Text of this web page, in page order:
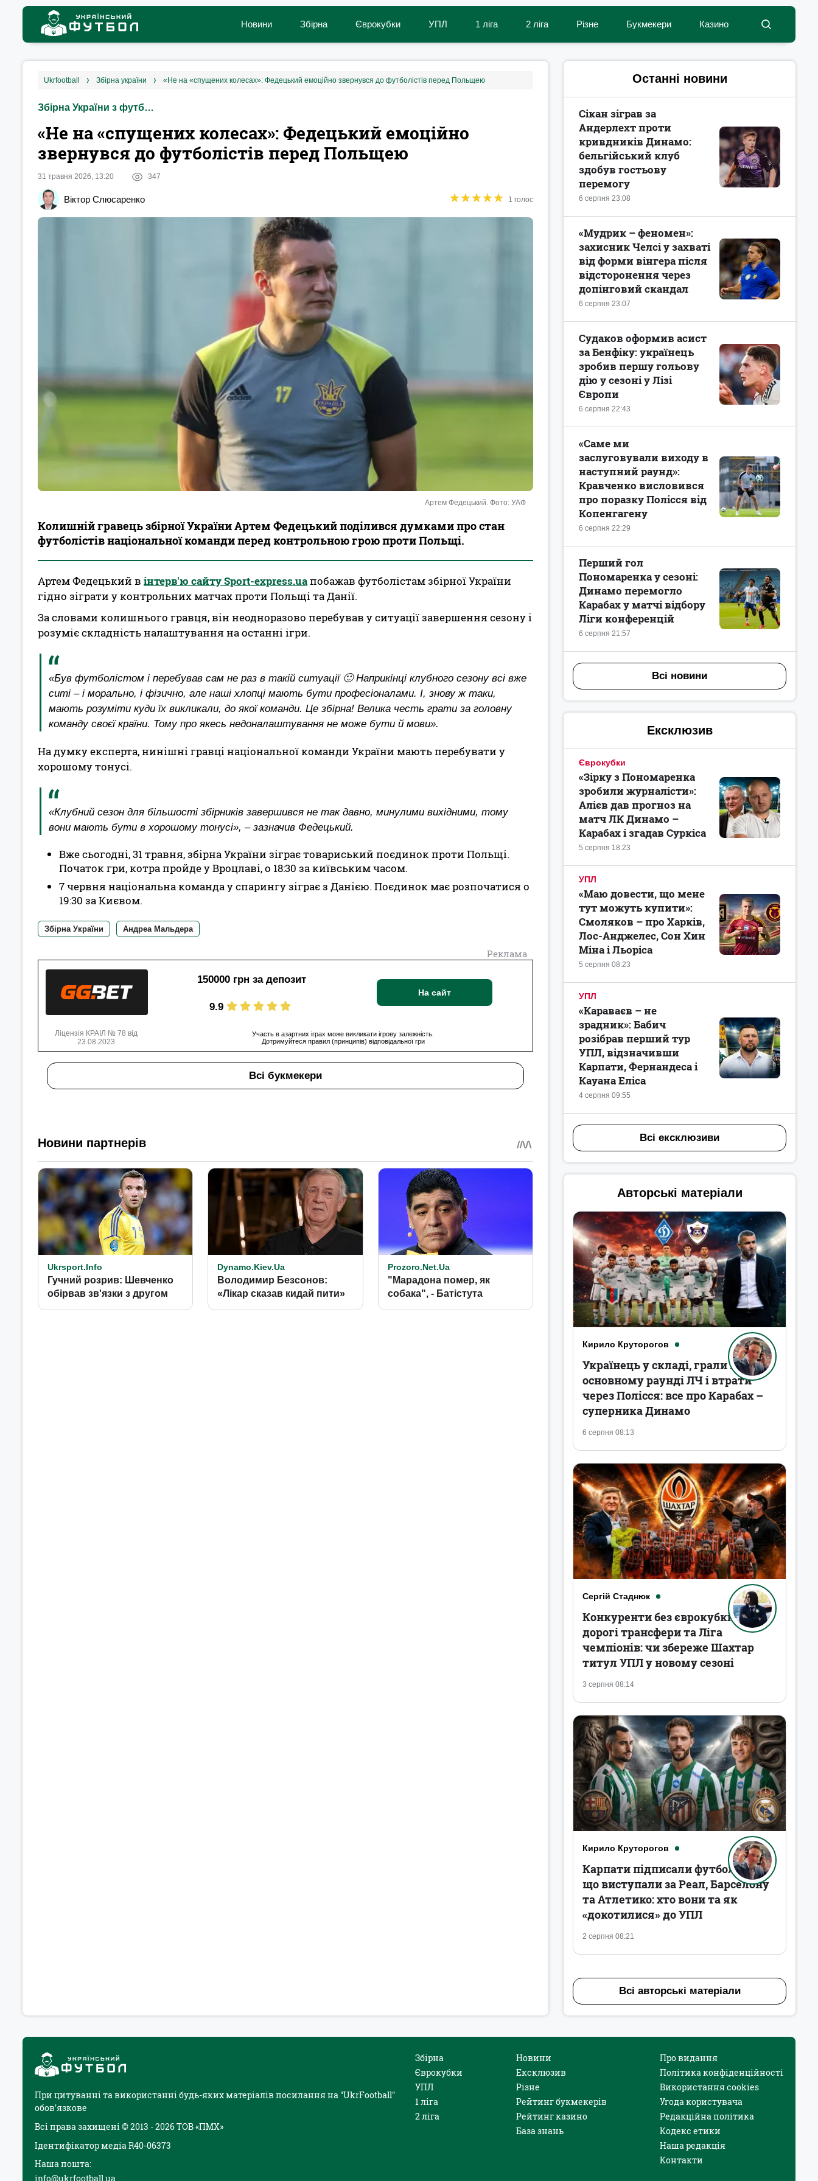
Новини Збірна Єврокубки УПЛ 1 ліга 2 ліга Різне Букмекери Казино
ukrfootball збірна україни «Не на «спущених колесах»: Федецький емоційно звернувся до футболістів перед Польщею
Збірна України з футболу
«Не на «спущених колесах»: Федецький емоційно
звернувся до футболістів перед Польщею
31 травня 2026, 13:20 347
Віктор Слюсаренко ★★★★★
★★★★★ 1 голос
Артем Федецький. Фото: УАФ
Колишній гравець збірної України Артем Федецький поділився думками про стан
футболістів національної команди перед контрольною грою проти Польщі.
Артем Федецький в інтерв'ю сайту Sport-express.uaпобажав футболістам збірної України
гідно зіграти у контрольних матчах проти Польщі та Данії.
За словами колишнього гравця, він неодноразово перебував у ситуації завершення сезону і
розуміє складність налаштування на останні ігри.
«Був футболістом і перебував сам не раз в такій ситуації 🙂 Наприкінці клубного сезону всі вже
ситі – і морально, і фізично, але наші хлопці мають бути професіоналами. І, знову ж таки,
мають розуміти куди їх викликали, до якої команди. Це збірна! Велика честь грати за головну
команду своєї країни. Тому про якесь недоналаштування не може бути й мови».
На думку експерта, нинішні гравці національної команди України мають перебувати у
хорошому тонусі.
«Клубний сезон для більшості збірників завершився не так давно, минулими вихідними, тому
вони мають бути в хорошому тонусі», – зазначив Федецький.
Вже сьогодні, 31 травня, збірна України зіграє товариський поєдинок проти Польщі.
Початок гри, котра пройде у Вроцлаві, о 18:30 за київським часом.
7 червня національна команда у спарингу зіграє з Данією. Поєдинок має розпочатися о
19:30 за Києвом.
Збірна України Андреа Мальдера
Реклама
150000 грн за депозит
9.9
На сайт
Ліцензія КРАІЛ № 78 від
23.08.2023
Участь в азартних іграх може викликати ігрову залежність.
Дотримуйтеся правил (принципів) відповідальної гри
Всі букмекери
Останні новини
6 серпня 23:08
Сікан зіграв за
Андерлехт проти
кривдників Динамо:
бельгійський клуб
здобув гостьову
перемогу
6 серпня 23:07
«Мудрик – феномен»:
захисник Челсі у захваті
від форми вінгера після
відсторонення через
допінговий скандал
6 серпня 22:43
Судаков оформив асист
за Бенфіку: українець
зробив першу гольову
дію у сезоні у Лізі
Європи
6 серпня 22:29
«Саме ми
заслуговували виходу в
наступний раунд»:
Кравченко висловився
про поразку Полісся від
Копенгагену
6 серпня 21:57
Перший гол
Пономаренка у сезоні:
Динамо перемогло
Карабах у матчі відбору
Ліги конференцій
Всі новини
Ексклюзив
Єврокубки
5 серпня 18:23
«Зірку з Пономаренка
зробили журналісти»:
Алієв дав прогноз на
матч ЛК Динамо –
Карабах і згадав Суркіса
УПЛ
5 серпня 08:23
«Маю довести, що мене
тут можуть купити»:
Смоляков – про Харків,
Лос-Анджелес, Сон Хин
Міна і Льоріса
УПЛ
4 серпня 09:55
«Караваєв – не
зрадник»: Бабич
розібрав перший тур
УПЛ, відзначивши
Карпати, Фернандеса і
Кауана Еліса
Всі ексклюзиви
Авторські матеріали
Кирило Круторогов
6 серпня 08:13
Українець у складі, грали в
основному раунді ЛЧ і втрати
через Полісся: все про Карабах –
суперника Динамо
Сергій Стаднюк
3 серпня 08:14
Конкуренти без єврокубків,
дорогі трансфери та Ліга
чемпіонів: чи збереже Шахтар
титул УПЛ у новому сезоні
Кирило Круторогов
2 серпня 08:21
Карпати підписали футболістів,
що виступали за Реал, Барселону
та Атлетико: хто вони та як
«докотилися» до УПЛ
Всі авторські матеріали
При цитуванні та використанні будь-яких матеріалів посилання на "UkrFootball"
обов'язкове
Всі права захищені © 2013 - 2026 ТОВ «ПМХ»
Ідентифікатор медіа R40-06373
Наша пошта:
info@ukrfootball.ua
Збірна
Єврокубки
УПЛ
1 ліга
2 ліга
Новини
Ексклюзив
Різне
Рейтинг букмекерів
Рейтинг казино
База знань
Про видання
Політика конфіденційності
Використання cookies
Угода користувача
Редакційна політика
Кодекс етики
Наша редакція
Контакти